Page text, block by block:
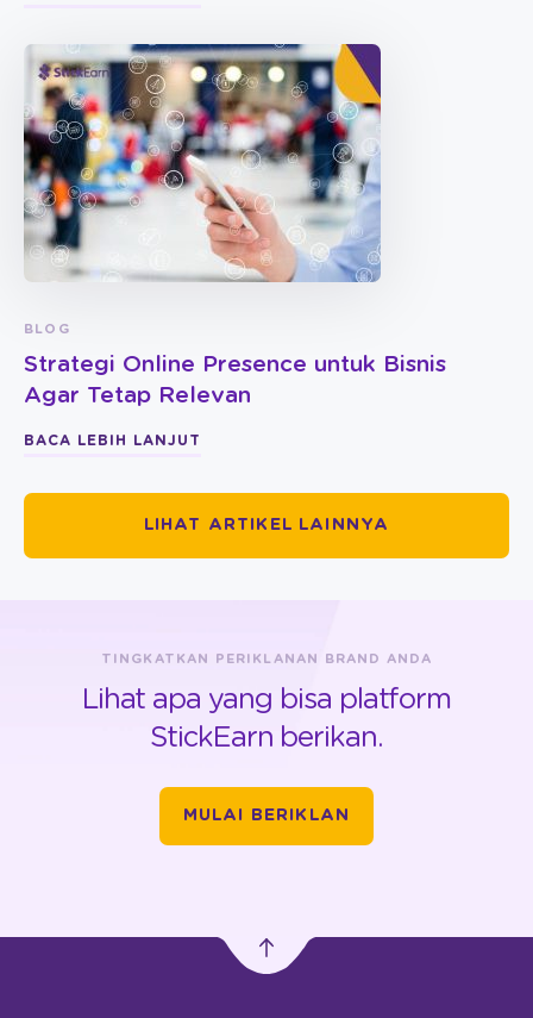
BLOG
Strategi Online Presence untuk Bisnis
Agar Tetap Relevan
BACA LEBIH LANJUT
LIHAT ARTIKEL LAINNYA
TINGKATKAN PERIKLANAN BRAND ANDA
Lihat apa yang bisa platform
StickEarn berikan.
MULAI BERIKLAN